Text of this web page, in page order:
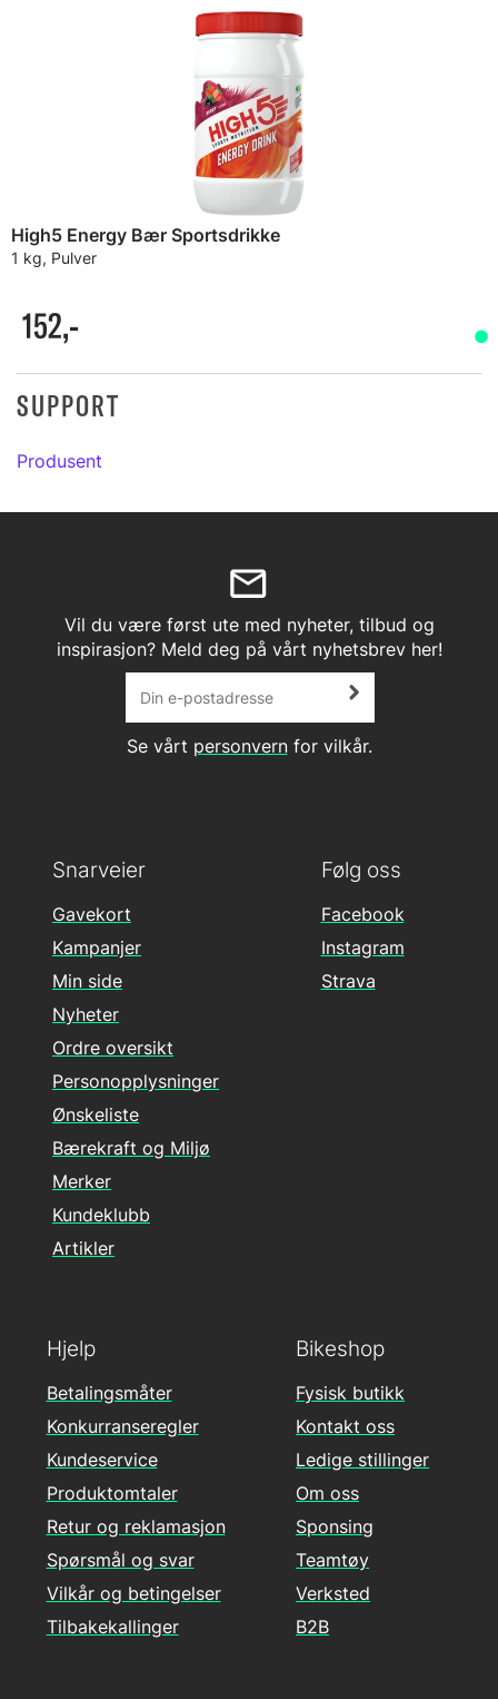
High5 Energy Bær Sportsdrikke
1 kg, Pulver
152,-
SUPPORT
Produsent
Vil du være først ute med nyheter, tilbud og
inspirasjon? Meld deg på vårt nyhetsbrev her!
Se vårt personvernfor vilkår.
Følg oss
Facebook
Instagram
Strava
Hjelp
Betalingsmåter
Konkurranseregler
Kundeservice
Produktomtaler
Retur og reklamasjon
Spørsmål og svar
Vilkår og betingelser
Tilbakekallinger
Snarveier
Gavekort
Kampanjer
Min side
Nyheter
Ordre oversikt
Personopplysninger
Ønskeliste
Bærekraft og Miljø
Merker
Kundeklubb
Artikler
Bikeshop
Fysisk butikk
Kontakt oss
Ledige stillinger
Om oss
Sponsing
Teamtøy
Verksted
B2B